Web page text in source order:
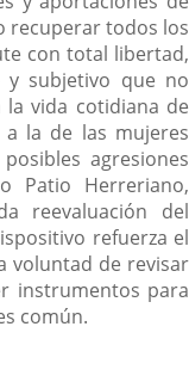
recuperar todos los
con total libertad,
subjetivo que no
vida cotidiana de
la de las mujeres
agresiones
Patio Herreriano,
reevaluación del
refuerza el
voluntad de revisar
instrumentos para
común.